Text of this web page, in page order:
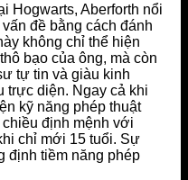
Hogwarts, Aberforth nổi
đề bằng cách đánh
không chỉ thể hiện
bạo của ông, mà còn
tự tin và giàu kinh
trực diện. Ngay cả khi
kỹ năng phép thuật
định mệnh với
chỉ mới 15 tuổi. Sự
định tiềm năng phép